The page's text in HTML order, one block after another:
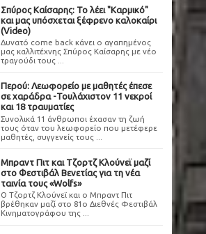
Σπύρος Καίσαρης: Το λέει "Καρμικό"
και μας υπόσχεται ξέφρενο καλοκαίρι
(Video)
Δυνατό come back κάνει ο αγαπημένος
μας καλλιτέχνης Σπύρος Καίσαρης με νέο
τραγούδι τους ...
Περού: Λεωφορείο με μαθητές έπεσε
σε χαράδρα -Τουλάχιστον 11 νεκροί
και 18 τραυματίες
Συνολικά 11 άνθρωποι έχασαν τη ζωή
τους όταν του λεωφορείο που μετέφερε
μαθητές, συγγενείς τους ...
Μπραντ Πιτ και Τζορτζ Κλούνεϊ μαζί
στο Φεστιβάλ Βενετίας για τη νέα
ταινία τους «Wolfs»
Ο Τζορτζ Κλούνεϊ και ο Μπραντ Πιτ
βρέθηκαν μαζί στο 81ο Διεθνές Φεστιβάλ
Κινηματογράφου της ...